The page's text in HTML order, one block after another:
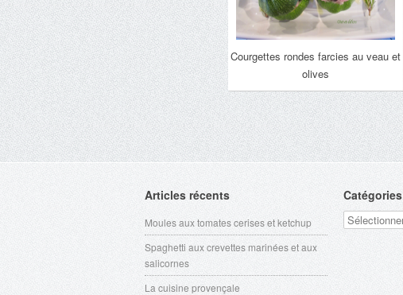
Courgettes rondes farcies au veau et
olives
Articles récents
Moules aux tomates cerises et ketchup
Spaghetti aux crevettes marinées et aux
salicornes
La cuisine provençale
Catégories
Catégories